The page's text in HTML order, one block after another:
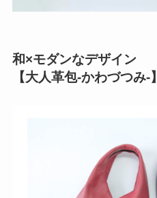
和×モダンなデザイン
【大人革包-かわづつみ-】